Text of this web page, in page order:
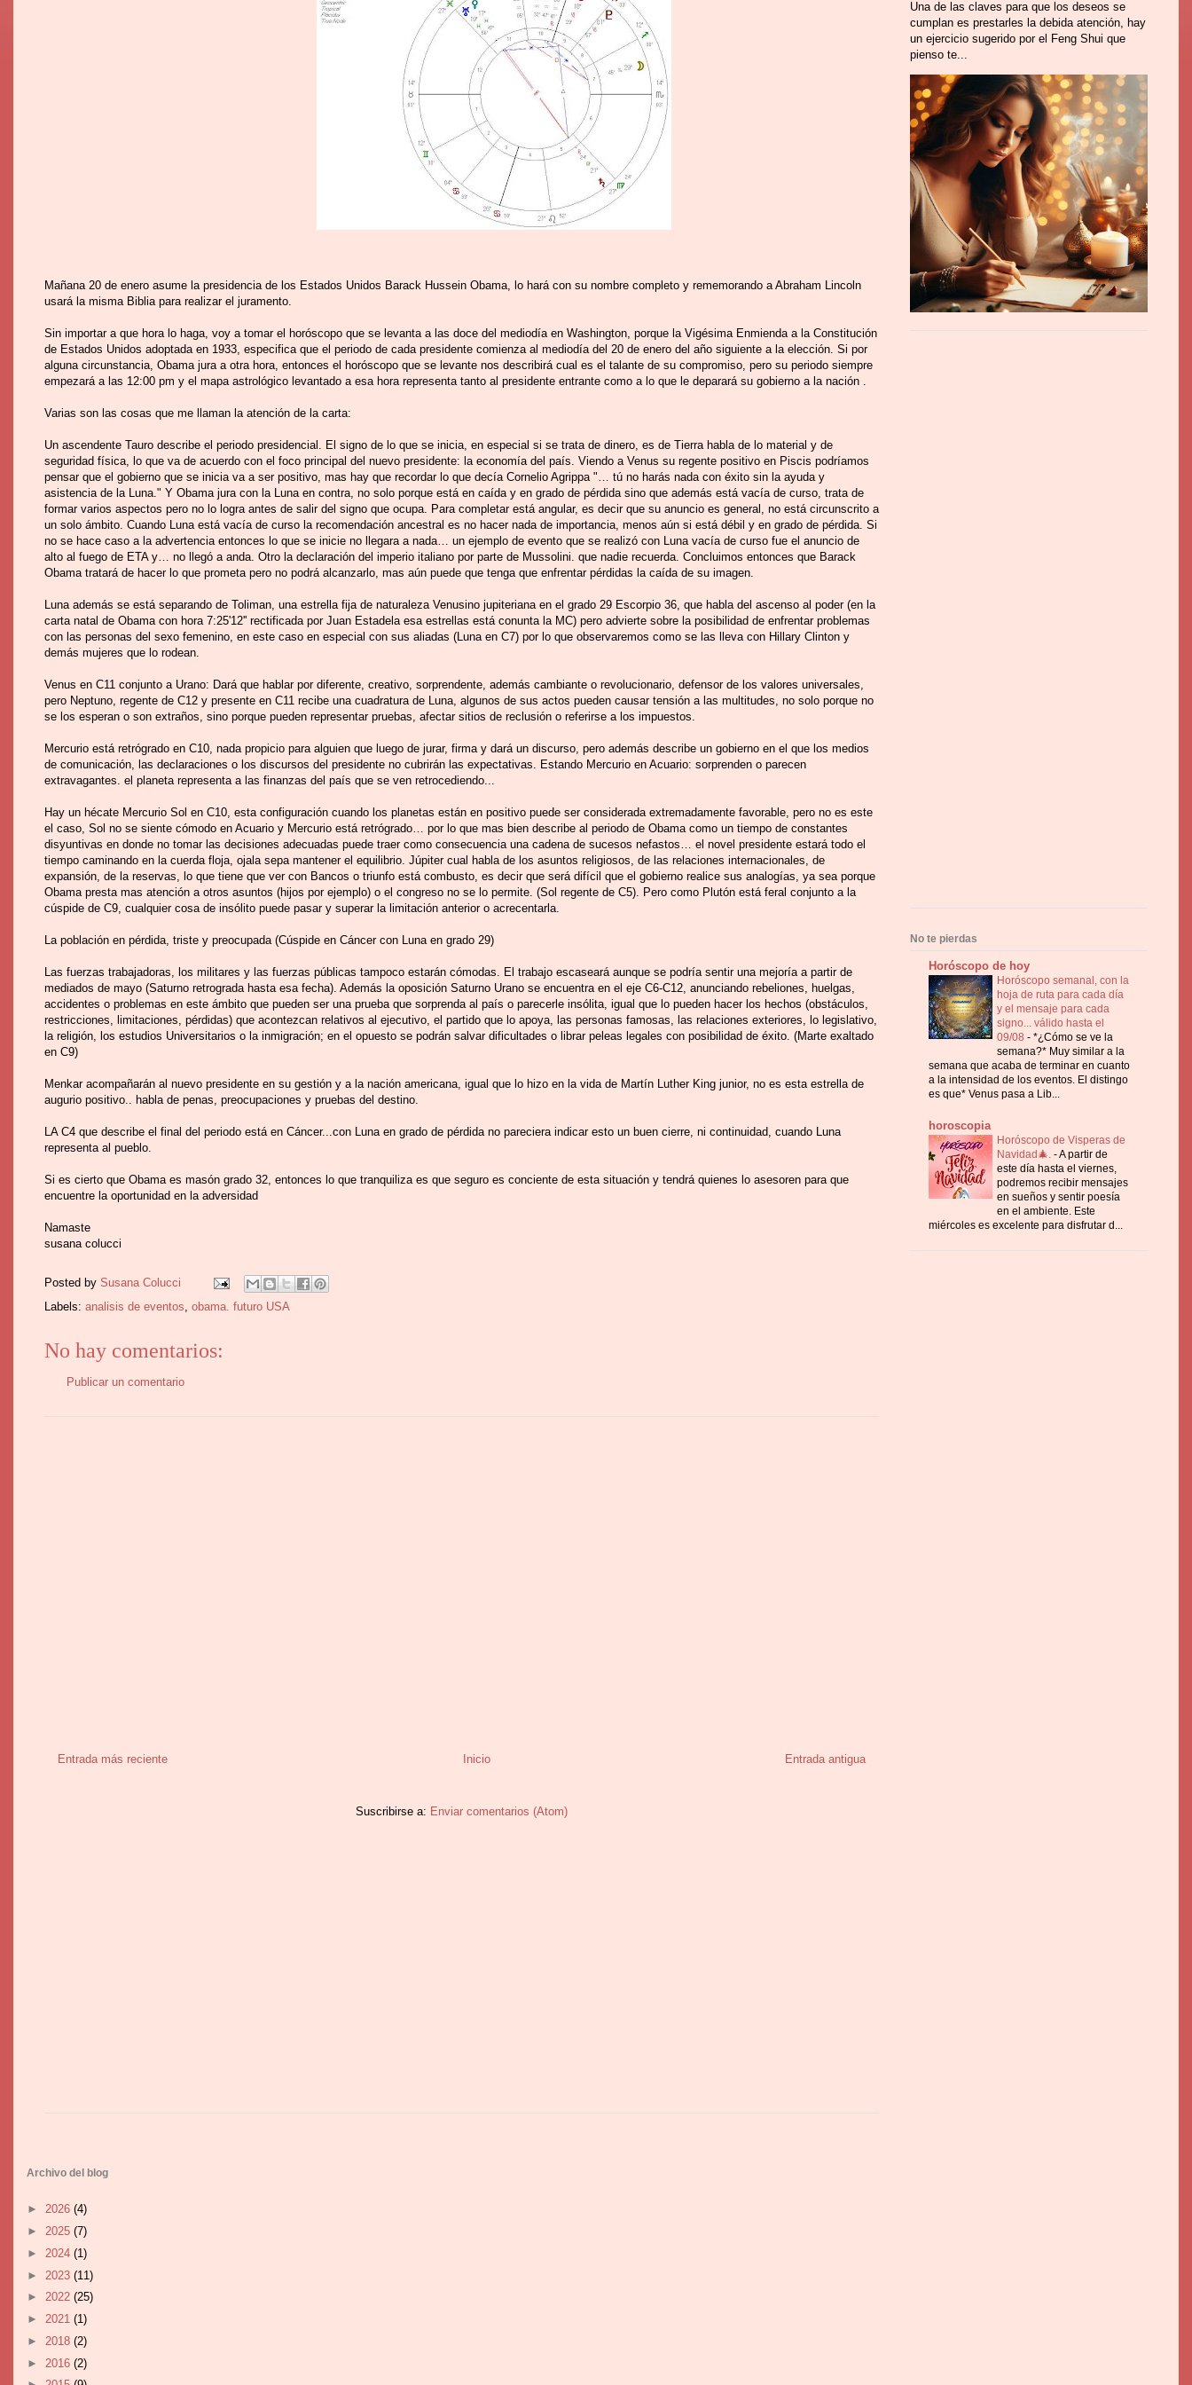
Mañana 20 de enero asume la presidencia de los Estados Unidos Barack Hussein Obama, lo hará con su nombre completo y rememorando a Abraham Lincoln
usará la misma Biblia para realizar el juramento.
Sin importar a que hora lo haga, voy a tomar el horóscopo que se levanta a las doce del mediodía en Washington, porque la Vigésima Enmienda a la Constitución
de Estados Unidos adoptada en 1933, especifica que el periodo de cada presidente comienza al mediodía del 20 de enero del año siguiente a la elección. Si por
alguna circunstancia, Obama jura a otra hora, entonces el horóscopo que se levante nos describirá cual es el talante de su compromiso, pero su periodo siempre
empezará a las 12:00 pm y el mapa astrológico levantado a esa hora representa tanto al presidente entrante como a lo que le deparará su gobierno a la nación .
Varias son las cosas que me llaman la atención de la carta:
Un ascendente Tauro describe el periodo presidencial. El signo de lo que se inicia, en especial si se trata de dinero, es de Tierra habla de lo material y de
seguridad física, lo que va de acuerdo con el foco principal del nuevo presidente: la economía del país. Viendo a Venus su regente positivo en Piscis podríamos
pensar que el gobierno que se inicia va a ser positivo, mas hay que recordar lo que decía Cornelio Agrippa "… tú no harás nada con éxito sin la ayuda y
asistencia de la Luna." Y Obama jura con la Luna en contra, no solo porque está en caída y en grado de pérdida sino que además está vacía de curso, trata de
formar varios aspectos pero no lo logra antes de salir del signo que ocupa. Para completar está angular, es decir que su anuncio es general, no está circunscrito a
un solo ámbito. Cuando Luna está vacía de curso la recomendación ancestral es no hacer nada de importancia, menos aún si está débil y en grado de pérdida. Si
no se hace caso a la advertencia entonces lo que se inicie no llegara a nada… un ejemplo de evento que se realizó con Luna vacía de curso fue el anuncio de
alto al fuego de ETA y… no llegó a anda. Otro la declaración del imperio italiano por parte de Mussolini. que nadie recuerda. Concluimos entonces que Barack
Obama tratará de hacer lo que prometa pero no podrá alcanzarlo, mas aún puede que tenga que enfrentar pérdidas la caída de su imagen.
Luna además se está separando de Toliman, una estrella fija de naturaleza Venusino jupiteriana en el grado 29 Escorpio 36, que habla del ascenso al poder (en la
carta natal de Obama con hora 7:25'12'' rectificada por Juan Estadela esa estrellas está conunta la MC) pero advierte sobre la posibilidad de enfrentar problemas
con las personas del sexo femenino, en este caso en especial con sus aliadas (Luna en C7) por lo que observaremos como se las lleva con Hillary Clinton y
demás mujeres que lo rodean.
Venus en C11 conjunto a Urano: Dará que hablar por diferente, creativo, sorprendente, además cambiante o revolucionario, defensor de los valores universales,
pero Neptuno, regente de C12 y presente en C11 recibe una cuadratura de Luna, algunos de sus actos pueden causar tensión a las multitudes, no solo porque no
se los esperan o son extraños, sino porque pueden representar pruebas, afectar sitios de reclusión o referirse a los impuestos.
Mercurio está retrógrado en C10, nada propicio para alguien que luego de jurar, firma y dará un discurso, pero además describe un gobierno en el que los medios
de comunicación, las declaraciones o los discursos del presidente no cubrirán las expectativas. Estando Mercurio en Acuario: sorprenden o parecen
extravagantes. el planeta representa a las finanzas del país que se ven retrocediendo...
Hay un hécate Mercurio Sol en C10, esta configuración cuando los planetas están en positivo puede ser considerada extremadamente favorable, pero no es este
el caso, Sol no se siente cómodo en Acuario y Mercurio está retrógrado… por lo que mas bien describe al periodo de Obama como un tiempo de constantes
disyuntivas en donde no tomar las decisiones adecuadas puede traer como consecuencia una cadena de sucesos nefastos… el novel presidente estará todo el
tiempo caminando en la cuerda floja, ojala sepa mantener el equilibrio. Júpiter cual habla de los asuntos religiosos, de las relaciones internacionales, de
expansión, de la reservas, lo que tiene que ver con Bancos o triunfo está combusto, es decir que será difícil que el gobierno realice sus analogías, ya sea porque
Obama presta mas atención a otros asuntos (hijos por ejemplo) o el congreso no se lo permite. (Sol regente de C5). Pero como Plutón está feral conjunto a la
cúspide de C9, cualquier cosa de insólito puede pasar y superar la limitación anterior o acrecentarla.
La población en pérdida, triste y preocupada (Cúspide en Cáncer con Luna en grado 29)
Las fuerzas trabajadoras, los militares y las fuerzas públicas tampoco estarán cómodas. El trabajo escaseará aunque se podría sentir una mejoría a partir de
mediados de mayo (Saturno retrograda hasta esa fecha). Además la oposición Saturno Urano se encuentra en el eje C6-C12, anunciando rebeliones, huelgas,
accidentes o problemas en este ámbito que pueden ser una prueba que sorprenda al país o parecerle insólita, igual que lo pueden hacer los hechos (obstáculos,
restricciones, limitaciones, pérdidas) que acontezcan relativos al ejecutivo, el partido que lo apoya, las personas famosas, las relaciones exteriores, lo legislativo,
la religión, los estudios Universitarios o la inmigración; en el opuesto se podrán salvar dificultades o librar peleas legales con posibilidad de éxito. (Marte exaltado
en C9)
Menkar acompañarán al nuevo presidente en su gestión y a la nación americana, igual que lo hizo en la vida de Martín Luther King junior, no es esta estrella de
augurio positivo.. habla de penas, preocupaciones y pruebas del destino.
LA C4 que describe el final del periodo está en Cáncer...con Luna en grado de pérdida no pareciera indicar esto un buen cierre, ni continuidad, cuando Luna
representa al pueblo.
Si es cierto que Obama es masón grado 32, entonces lo que tranquiliza es que seguro es conciente de esta situación y tendrá quienes lo asesoren para que
encuentre la oportunidad en la adversidad
Namaste
susana colucci
Posted by Susana Colucci
Labels: analisis de eventos obama. futuro USA
No hay comentarios:
Publicar un comentario
Entrada más reciente Entrada antigua
Inicio
Suscribirse a: Enviar comentarios (Atom)
Una de las claves para que los deseos se
cumplan es prestarles la debida atención, hay
un ejercicio sugerido por el Feng Shui que
pienso te...
No te pierdas
Horóscopo de hoy
Horóscopo semanal, con la
hoja de ruta para cada día
y el mensaje para cada
signo... válido hasta el
09/08 - *¿Cómo se ve la
semana?* Muy similar a la
semana que acaba de terminar en cuanto
a la intensidad de los eventos. El distingo
es que* Venus pasa a Lib...
horoscopia
Horóscopo de Visperas de
Navidad🎄. -A partir de
este día hasta el viernes,
podremos recibir mensajes
en sueños y sentir poesía
en el ambiente. Este
miércoles es excelente para disfrutar d...
Archivo del blog
► 2026 (4)
► 2025 (7)
► 2024 (1)
► 2023 (11)
► 2022 (25)
► 2021 (1)
► 2018 (2)
► 2016 (2)